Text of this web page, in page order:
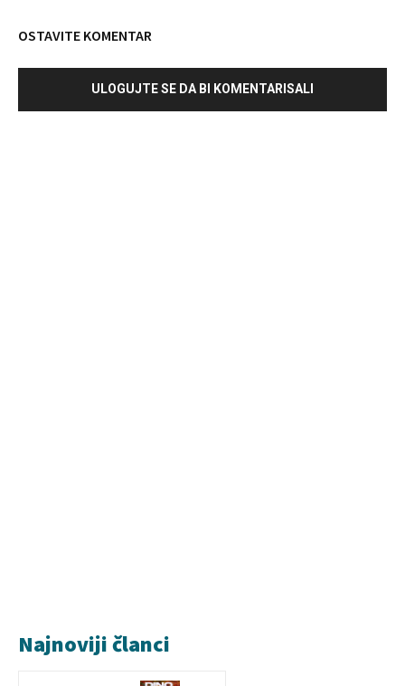
OSTAVITE KOMENTAR
ULOGUJTE SE DA BI KOMENTARISALI
Najnoviji članci